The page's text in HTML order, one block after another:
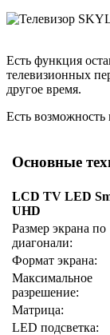
Есть функция
телевизионных
другое время.
Есть возможность
Основные
LCD TV LED
UHD
Размер экрана по
диагонали:
Формат экрана:
Максимальное
разрешение:
Матрица:
LED подсветка: